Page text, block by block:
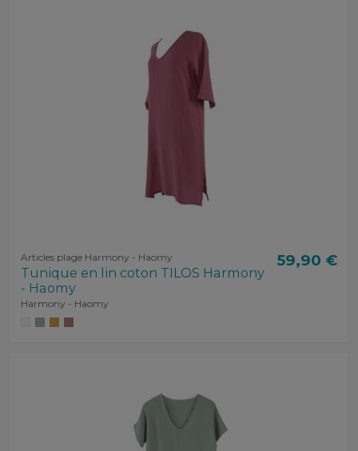
Articles plage Harmony - Haomy
Tunique en lin coton TILOS Harmony
- Haomy
Harmony - Haomy
59,90 €